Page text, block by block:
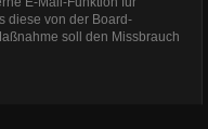
diese von der Board-
soll den Missbrauch